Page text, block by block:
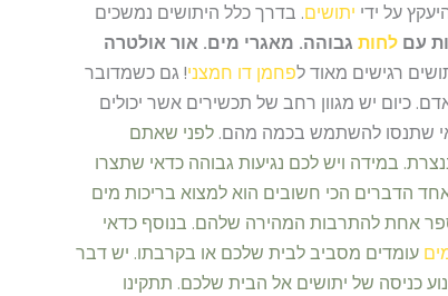
על ידי יתושים. בדרך כלל היתושים נמשכים
עם לחות גבוהה. מאגרי מים. אור אולטרה
רגישים מאוד לפחמן דו חמצני! גם כשמדובר
כיום יש מגוון רחב של תכשירים אשר יכולים
שתנסו להשתמש בכמה מהם. לפני שאתם
במידה ויש לכם נגיעות גבוהה כדאי שתצרו
הדברים הכי חשובים הוא למצוא בריכות מים
אחת להתרבות המהירה שלהם. בנוסף כדאי
עומדים מסביב לבית שלכם או בקרבתו. יש דבר
כניסה של יתושים אל הבית שלכם. תתקינו